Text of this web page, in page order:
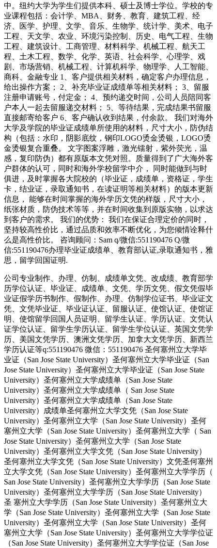
中。纽约大学为学生们提供本科、硕士及博士学位。学校的专
业课程包括：会计学、MBA、财务、教育、建筑工程、经
济、医学、护理、文学、音乐、生物学、统计学、美术、电子
工程、天文学、农业、环境污染控制、历史、电气工程、生物
工程、建筑设计、工商管理、材料科学、机械工程、航天工
程、土木工程、数学、化学、英语、社会科学、心理学、戏
剧、市场营销、机械工程、计算机科学、物理学、人工智能、
商科、金融专业 1、客户提供相关材料，确定客户办理信息，
给出操作方案； 2、补充毕业证成绩单等相关材料； 3、留服
注册申请账号，付定金； 4、预约递交时间，公司人员陪同客
户本人一起去留服递交材料； 5、等待结果，完成结果书留服
直接邮寄给客户 6、客户确认收到结果，付余款。 我们对海外
大学及学院的毕业证成绩单所使用的材料，尺寸大小，防伪结
构（包括：水印，阴影底纹，钢印LOGO烫金烫银，LOGO烫
金烫银复合重叠。 文字图案浮雕，激光镭射，紫外荧光，温
感，复印防伪）都有原版本文凭对照。质量得到了广大海外客
户群体的认可，同时和海外学校留学中介， 同时能做到与时
俱进，及时掌握各大院校的（毕业证，成绩单，资格证，学生
卡，结业证，录取通知书，在读证明等相关材料）的版本更新
信息， 能够在时间掌握的海外学历文凭的样版，尺寸大小，
纸张材质，防伪技术等等，并在时间收集到原版实物，以求达
到客户的需求。 我们的优势： 我们在保证合理定价的同时，
坚持较高性价比，通过品质和效率不断优化，为您倾情诠释什
么是高性价比。 咨询顾问：Sam q/微信:551190476 Q/微
信:551190476办理毕业证成绩单、教育部认证,录取通知书，雅
思，留学回国证明.
公司专业制作、办理、仿制、成绩单文凭、改成绩、教育部学
历学位认证、毕业证、成绩单、文凭、学历文凭、假文凭假毕
业证假学历书制作、假制作、办理、仿制学位证书、毕业证文
凭、文凭毕业证、毕业证认证、留服认证、使馆认证、使馆证
明、使馆留学回国人员证明、留学生认证、学历认证、文凭认
证学位认证、留学生学历认证、留学生学位认证、英国文凭学
历、美国文凭学历、澳洲文凭学历、加拿大文凭学历、新西兰
学历认证等q:551190476 微信：551190476 圣何塞州立大学毕
业证（San Jose State University）圣何塞州立大学毕业证（San
Jose State University）圣何塞州立大学毕业证（San Jose State
University）圣何塞州立大学成绩单（San Jose State
University）圣何塞州立大学成绩单（ San Jose State
University）圣何塞州立大学成绩单（San Jose State
University）成绩单圣何塞州立大学文凭（San Jose State
University）圣何塞州立大学（San Jose State University）圣何
塞州立大学（San Jose State University）圣何塞州立大学（ San
Jose State University）圣何塞州立大学（San Jose State
University）圣何塞州立大学文凭（San Jose State University）
圣何塞州立大学文凭（San Jose State University）文凭圣何塞州
立大学文凭（San Jose State University）圣何塞州立大学学历（
San Jose State University）圣何塞州立大学学历（San Jose State
University）圣何塞州立大学学历（San Jose State University）
圣 塞州立大学学历（San Jose State University）圣何塞州立大
学（San Jose State University）圣何塞州立大学（San Jose State
University）圣何塞州立大学（San Jose State University）圣何
塞州立大学（San Jose State University）圣何塞州立大学学位证
（San Jose State University）圣何塞州立大学学位证（San Jose